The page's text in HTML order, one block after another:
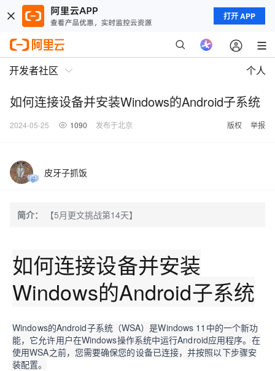
打开 APP
开发者社区 个人
如何连接设备并安装Windows的Android子系统
2024-05-25 1090 发布于北京 版权 举报
皮牙子抓饭
简介： 【5月更文挑战第14天】
如何连接设备并安装
Windows的Android子系统
Windows的Android子系统（WSA）是Windows 11中的一个新功
能，它允许用户在Windows操作系统中运行Android应用程序。在
使用WSA之前，您需要确保您的设备已连接，并按照以下步骤安
装配置。